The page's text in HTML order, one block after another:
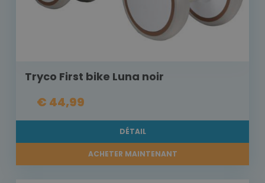
Tryco First bike Luna noir
€ 44,99
DÉTAIL
ACHETER MAINTENANT